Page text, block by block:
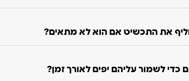
את התכשיט אם הוא לא מתאים?
כדי לשמור עליהם יפים לאורך זמן?